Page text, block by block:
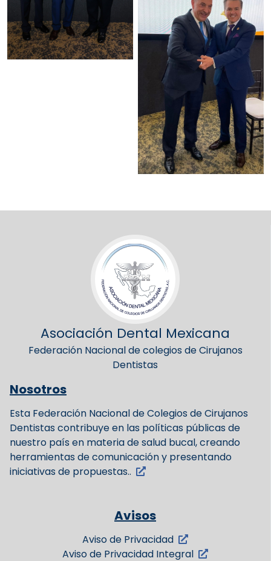
Asociación Dental Mexicana
Federación Nacional de colegios de Cirujanos
Dentistas
Nosotros
Esta Federación Nacional de Colegios de Cirujanos
Dentistas contribuye en las políticas públicas de
nuestro país en materia de salud bucal, creando
herramientas de comunicación y presentando
iniciativas de propuestas..
Avisos
Aviso de Privacidad
Aviso de Privacidad Integral